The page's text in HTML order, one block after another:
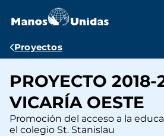
contenido
Ruta
navegación
Proyectos
PROYECTO 2018-
VICARÍA OESTE
Promoción del acceso a la
el colegio St. Stanislau